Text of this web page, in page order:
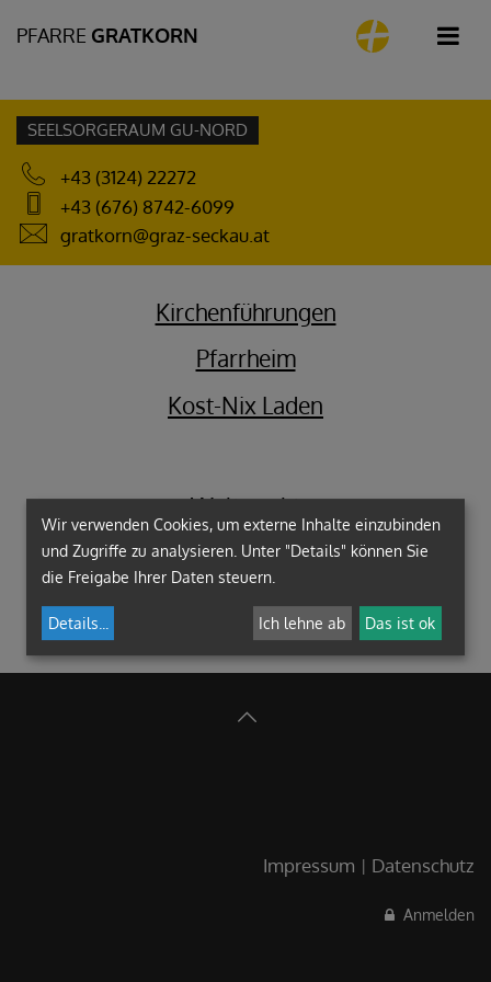
PFARRE GRATKORN
SEELSORGERAUM GU-NORD
+43 (3124) 22272
+43 (676) 8742-6099
gratkorn@graz-seckau.at
Kirchenführungen
Pfarrheim
Kost-Nix Laden
Weltmarkt
Bibliothek
Impressum Datenschutz
Anmelden
Wir verwenden Cookies, um externe Inhalte einzubinden
und Zugriffe zu analysieren. Unter "Details" können Sie
die Freigabe Ihrer Daten steuern.
Details Ich lehne ab Das ist ok